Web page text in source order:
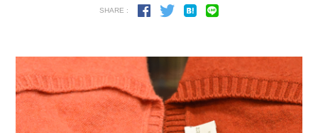
SHARE :